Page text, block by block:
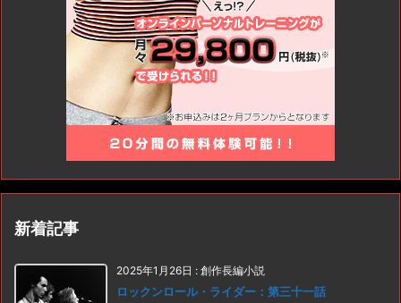
新着記事
2025年1月26日 : 創作長編小説
ロックンロール・ライダー：第三十一話